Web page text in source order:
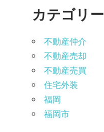
カテゴリー
不動産仲介
不動産売却
不動産売買
住宅外装
福岡
福岡市